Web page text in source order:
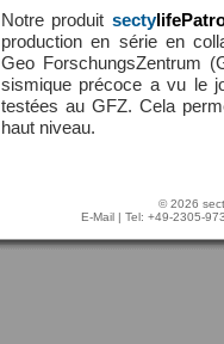
Notre produit secty
production en série en
Geo ForschungsZentrum
sismique précoce a vu le
testées au GFZ. Cela
haut niveau.
© 2026
E-Mail | Tel: +49-2305-